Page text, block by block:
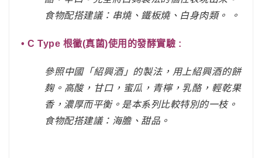
食物配搭建議：串燒、鐵板燒、白身肉類。 。
• C Type 根黴(真菌)使用的發酵實驗 :
參照中國「紹興酒」的製法，用上紹興酒的餅
麹。高酸，甘口，蜜瓜，青檸，乳酪，輕乾果
香，濃厚而平衡。是本系列比較特別的一枝。
食物配搭建議：海膽、甜品。